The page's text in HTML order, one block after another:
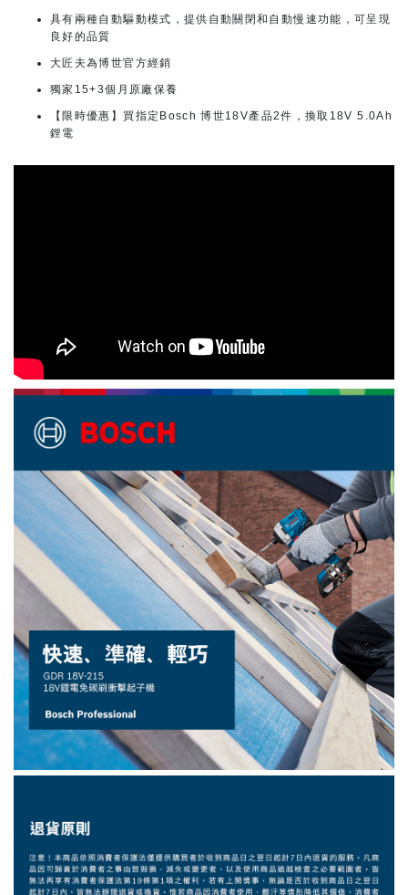
具有兩種自動驅動模式，提供自動關閉和自動慢速功能，可呈現
良好的品質
大匠夫為博世官方經銷
獨家15+3個月原廠保養
【限時優惠】買指定Bosch 博世18V產品2件，換取18V 5.0Ah
鋰電